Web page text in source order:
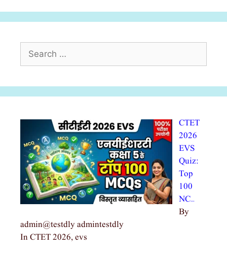
CTET
2026
EVS
Quiz:
Top
100
NC…
By
admin@testdly admintestdly
In CTET 2026, evs